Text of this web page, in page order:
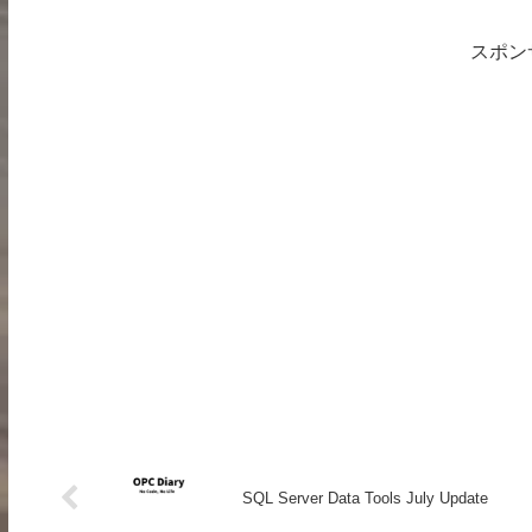
スポン
SQL Server Data Tools July Update